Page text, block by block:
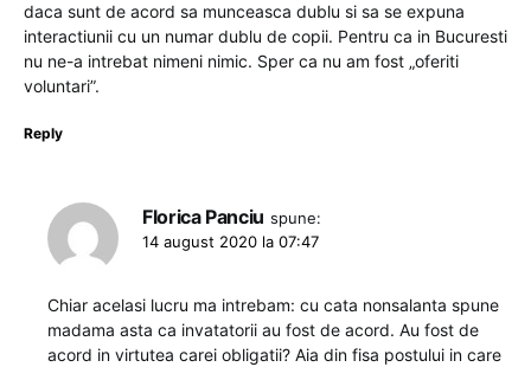
daca sunt de acord sa munceasca dublu si sa se expuna
interactiunii cu un numar dublu de copii. Pentru ca in Bucuresti
nu ne-a intrebat nimeni nimic. Sper ca nu am fost „oferiti
voluntari”.
Reply
Florica Panciu spune:
14 august 2020 la 07:47
Chiar acelasi lucru ma intrebam: cu cata nonsalanta spune
madama asta ca invatatorii au fost de acord. Au fost de
acord in virtutea carei obligatii? Aia din fisa postului in care